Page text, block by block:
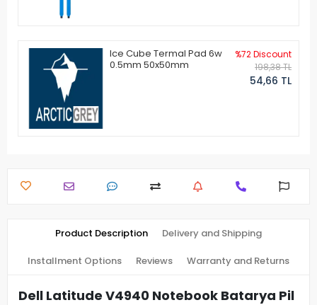
Ice Cube Termal Pad 6w
0.5mm 50x50mm
%72 Discount
198,38 TL
54,66 TL
Product Description Delivery and Shipping
Installment Options Reviews Warranty and Returns
Dell Latitude V4940 Notebook Batarya Pil